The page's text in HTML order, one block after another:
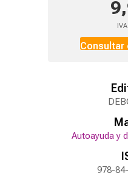
Consultar
Autoayuda y
978-